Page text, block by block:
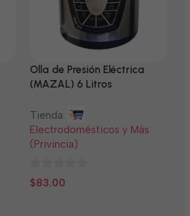
Olla de Presión Eléctrica
(MAZAL) 6 Litros
Tienda:
Electrodomésticos y Más
(Privincia)
0
$83.00